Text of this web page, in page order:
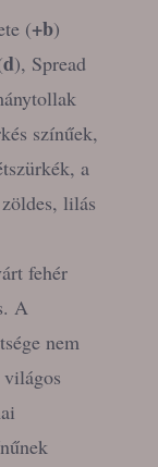
(+b)
d), Spread
színűek,
a
lilás
fehér
A
nem
világos